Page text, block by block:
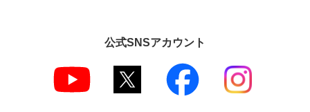
公式SNSアカウント